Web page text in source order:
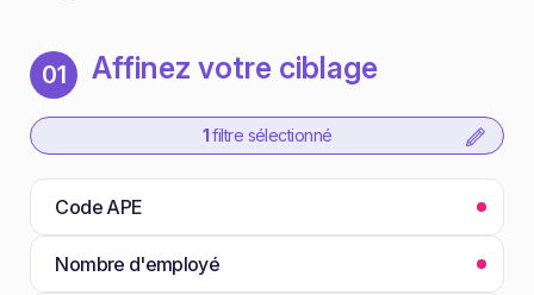
01 Affinez votre ciblage
1 filtre sélectionné
Code APE
Nombre d'employé